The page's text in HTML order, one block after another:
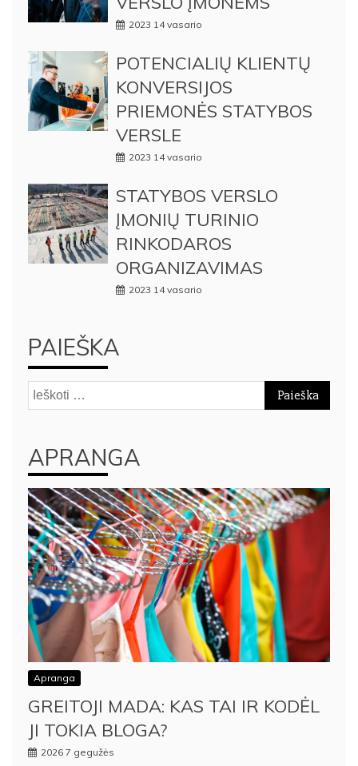
2023 14 vasario
POTENCIALIŲ KLIENTŲ
KONVERSIJOS
PRIEMONĖS STATYBOS
VERSLE
2023 14 vasario
STATYBOS VERSLO
ĮMONIŲ TURINIO
RINKODAROS
ORGANIZAVIMAS
2023 14 vasario
PAIEŠKA
Ieškoti:
APRANGA
Apranga
GREITOJI MADA: KAS TAI IR KODĖL
JI TOKIA BLOGA?
2026 7 gegužės